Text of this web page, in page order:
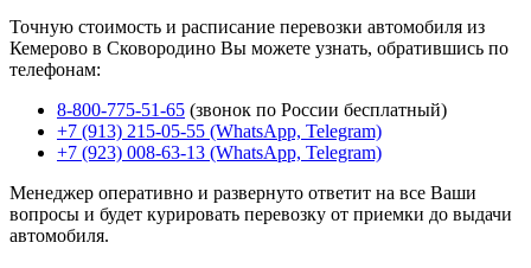
Точную стоимость и расписание перевозки автомобиля из
Кемерово в Сковородино Вы можете узнать, обратившись по
телефонам:
8-800-775-51-65 (звонок по России бесплатный)
+7 (913) 215-05-55 (WhatsApp, Telegram)
+7 (923) 008-63-13 (WhatsApp, Telegram)
Менеджер оперативно и развернуто ответит на все Ваши
вопросы и будет курировать перевозку от приемки до выдачи
автомобиля.